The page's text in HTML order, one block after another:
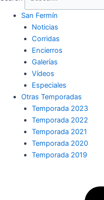
San Fermín
Noticias
Corridas
Encierros
Galerías
Vídeos
Especiales
Otras Temporadas
Temporada 2023
Temporada 2022
Temporada 2021
Temporada 2020
Temporada 2019